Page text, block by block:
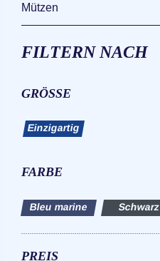
Mützen
FILTERN NACH
GRÖSSE
Einzigartig
FARBE
Bleu marine Schwarz
PREIS